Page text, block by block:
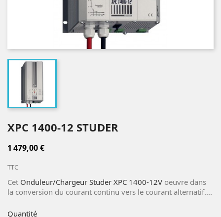
XPC 1400-12 STUDER
1 479,00 €
TTC
Cet Onduleur/Chargeur Studer XPC 1400-12V oeuvre dans
la conversion du courant continu vers le courant alternatif....
Quantité